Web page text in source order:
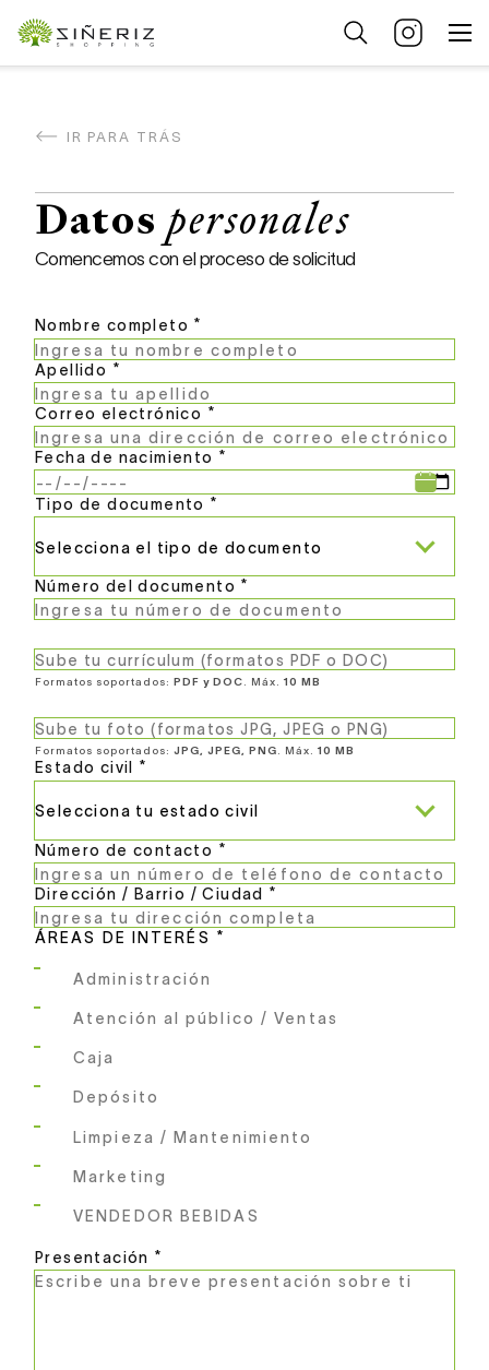
IR PARA TRÁS
Datos personales
Comencemos con el proceso de solicitud
Nombre completo *
Apellido *
Correo electrónico *
Fecha de nacimiento *
Tipo de documento *
Número del documento *
Sube tu currículum (formatos PDF o DOC)
Formatos soportados: PDF y DOC . Máx. 10 MB
Sube tu foto (formatos JPG, JPEG o PNG)
Formatos soportados: JPG, JPEG, PNG . Máx. 10 MB
Estado civil *
Número de contacto *
Dirección / Barrio / Ciudad *
ÁREAS DE INTERÉS *
Administración
Atención al público / Ventas
Caja
Depósito
Limpieza / Mantenimiento
Marketing
VENDEDOR BEBIDAS
Presentación *